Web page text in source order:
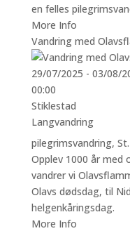
en felles
More Info
Vandring med
29/07/2025 - 03/08/
00:00
Stiklestad
Langvandring
pilegrimsvandring,
Opplev 1000 år med
vandrer vi
Olavs dødsdag, til
helgenkåringsdag.
More Info